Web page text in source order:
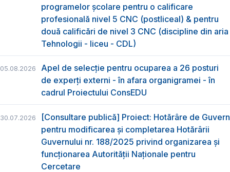
programelor școlare pentru o calificare
profesională nivel 5 CNC (postliceal) & pentru
două calificări de nivel 3 CNC (discipline din aria
Tehnologii - liceu - CDL)
05.08.2026
Apel de selecție pentru ocuparea a 26 posturi
de experți externi - în afara organigramei - în
cadrul Proiectului ConsEDU
30.07.2026
[Consultare publică] Proiect: Hotărâre de Guvern
pentru modificarea și completarea Hotărârii
Guvernului nr. 188/2025 privind organizarea şi
funcţionarea Autorităţii Naţionale pentru
Cercetare